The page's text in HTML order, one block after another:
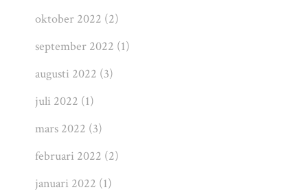
oktober 2022 (2)
september 2022 (1)
augusti 2022 (3)
juli 2022 (1)
mars 2022 (3)
februari 2022 (2)
januari 2022 (1)